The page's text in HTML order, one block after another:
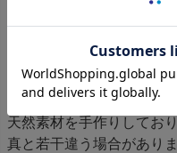
サイズ
天然素材を手作りしてお
真と若干違う場合がありま